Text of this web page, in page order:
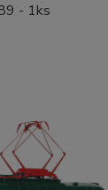
- 1ks